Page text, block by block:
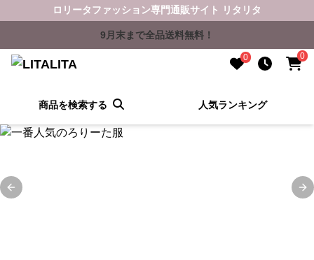
ロリータファッション専門通販サイト リタリタ
9月末まで全品送料無料！
0 0
商品を検索する 人気ランキング
Previous slide